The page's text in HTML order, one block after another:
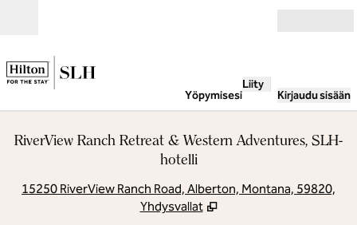
Yöpymisesi
Liity
Kirjaudu sisään
RiverView Ranch Retreat & Western Adventures, SLH-
hotelli
15250 RiverView Ranch Road, Alberton, Montana, 59820,
Yhdysvallat